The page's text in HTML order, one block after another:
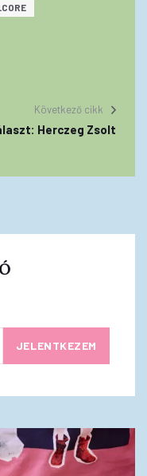
Következő cikk
Herczeg Zsolt